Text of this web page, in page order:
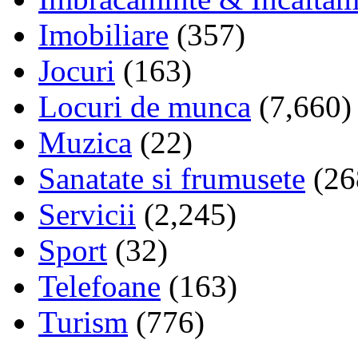
Imobiliare (357)
Jocuri (163)
Locuri de munca (7,660)
Muzica (22)
Sanatate si frumusete
Servicii (2,245)
Sport (32)
Telefoane (163)
Turism (776)